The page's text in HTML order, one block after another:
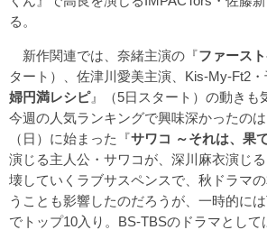
る。
新作関連では、奈緒主演の『ファース
タート）、佐津川愛美主演、Kis-My-Ft2
婦円満レシピ』（5日スタート）の動きも
今週の人気ランキングで興味深かったの
（日）に始まった『サワコ ～それは、果
演じる主人公・サワコが、深川麻衣演じ
壊していくラブサスペンスで、秋ドラマ
うことも影響したのだろうが、一時的に
でトップ10入り。BS-TBSのドラマとして